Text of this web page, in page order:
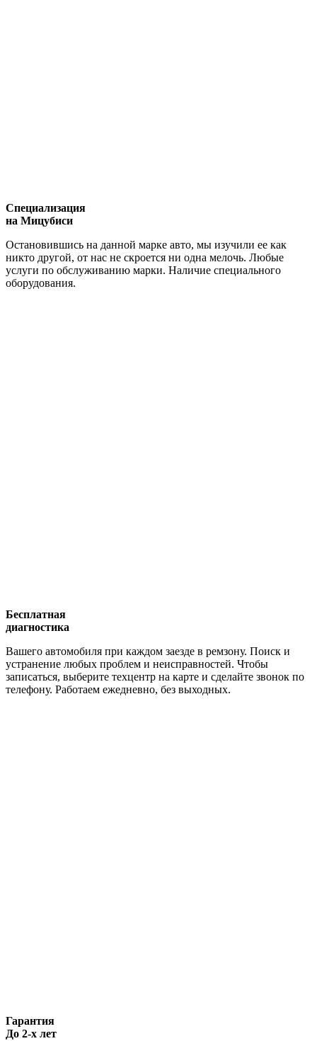
Специализация
на Мицубиси
Остановившись на данной марке авто, мы изучили ее как
никто другой, от нас не скроется ни одна мелочь. Любые
услуги по обслуживанию марки. Наличие специального
оборудования.
Бесплатная
диагностика
Вашего автомобиля при каждом заезде в ремзону. Поиск и
устранение любых проблем и неисправностей. Чтобы
записаться, выберите техцентр на карте и сделайте звонок по
телефону. Работаем ежедневно, без выходных.
Гарантия
До 2-х лет